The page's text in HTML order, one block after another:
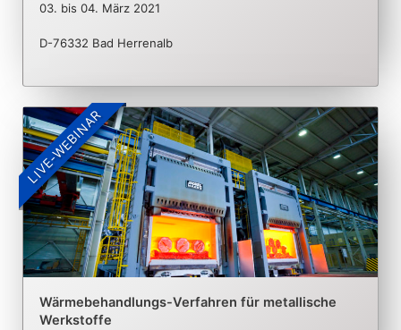
03. bis 04. März 2021
D-76332 Bad Herrenalb
LIVE-WEBINAR
Wärmebehandlungs-Verfahren für metallische
Werkstoffe